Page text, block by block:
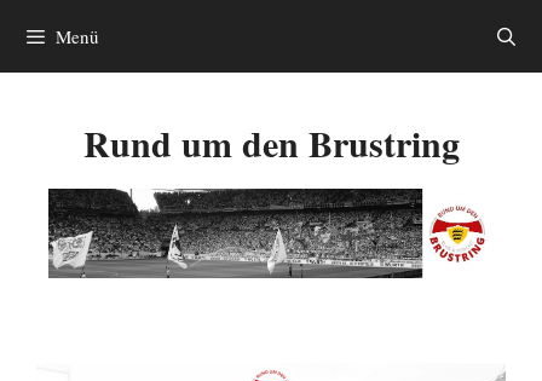
Inhalt
springen
Menü
Rund um den Brustring